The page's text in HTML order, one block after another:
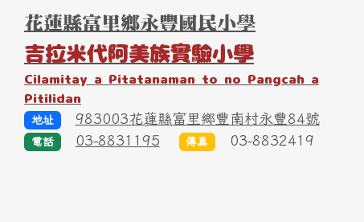
頁尾區域內容
花蓮縣富里鄉永豐國民小學
吉拉米代阿美族實驗小學
Cilamitay a Pitatanaman to no Pangcah a
Pitilidan
地址 983003花蓮縣富里鄉豐南村永豐84號
電話 03-8831195 傳真 03-8832419